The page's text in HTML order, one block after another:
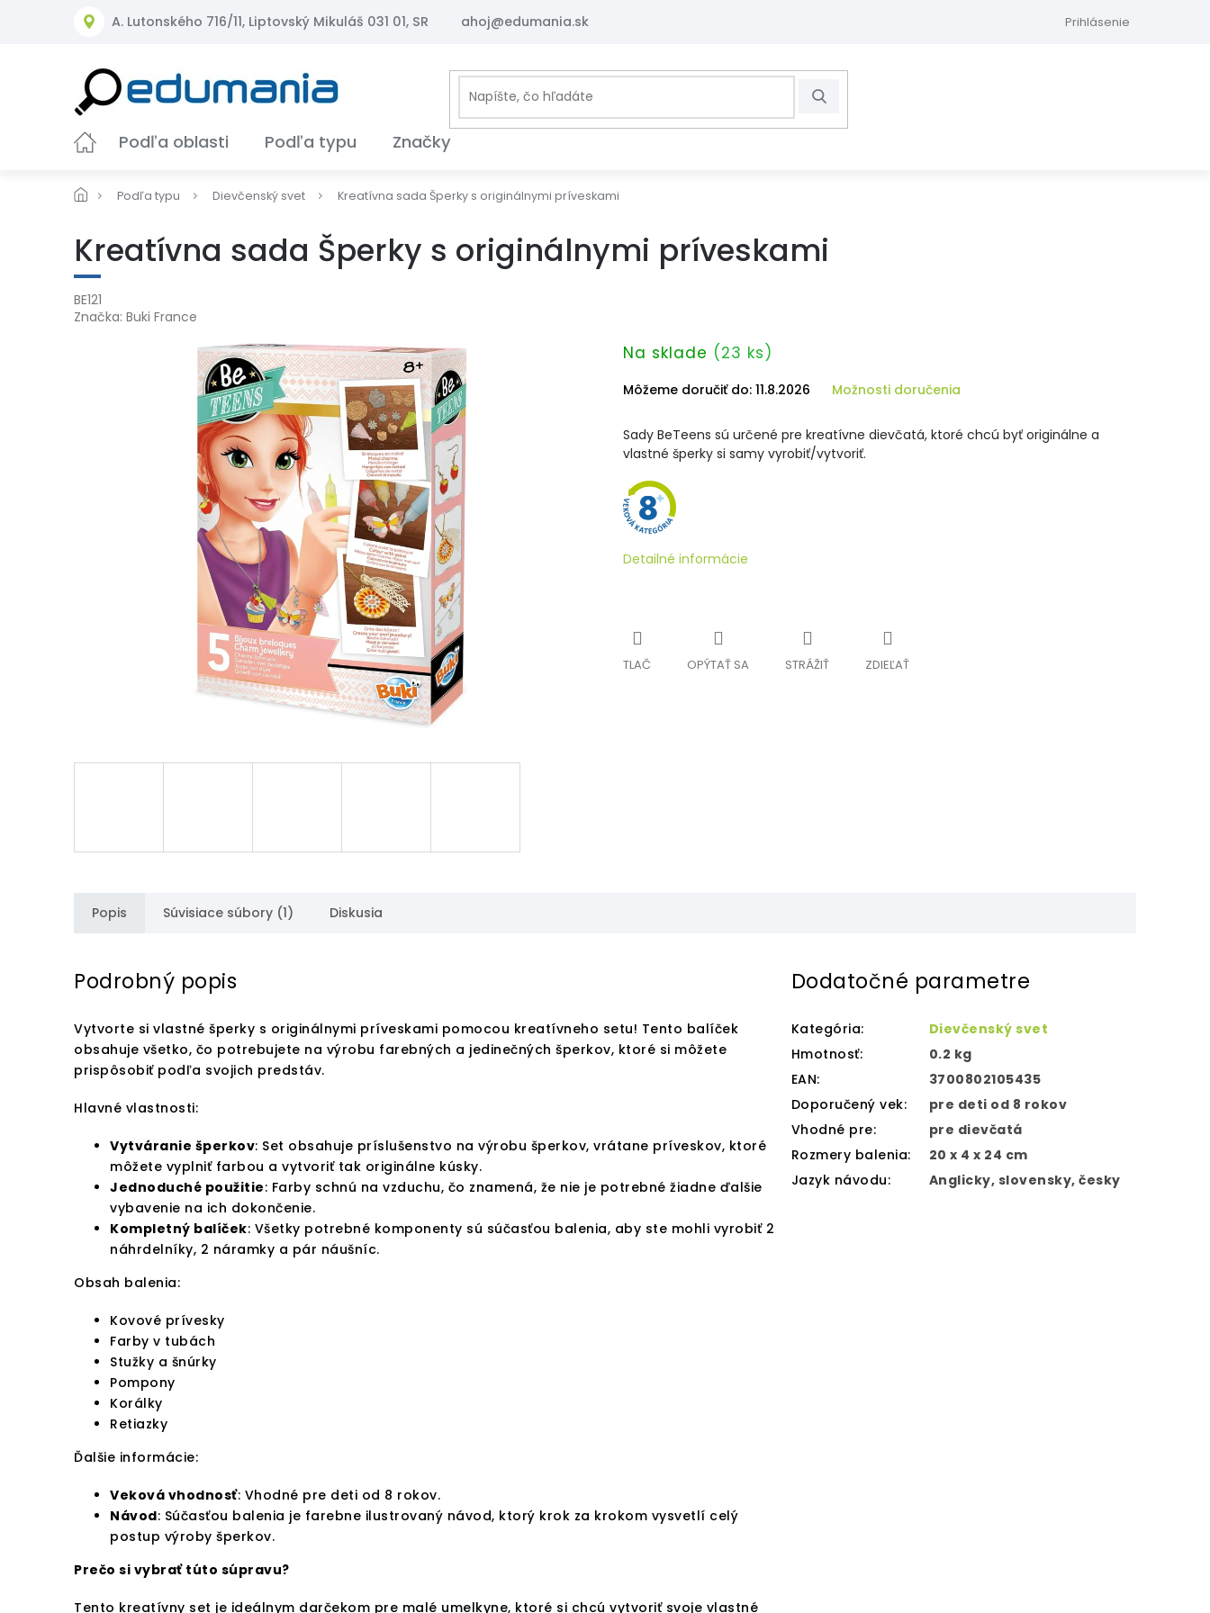
A. Lutonského 716/11, Liptovský Mikuláš 031 01, SR ahoj@edumania.sk Prihlásenie
Hľadať
Podľa oblasti Podľa typu Značky
Podľa typu Dievčenský svet Kreatívna sada Šperky s originálnymi príveskami
Kreatívna sada Šperky s originálnymi príveskami
BE121
Značka: Buki France
Na sklade (23 ks)
Môžeme doručiť do: 11.8.2026 Možnosti doručenia
Sady BeTeens sú určené pre kreatívne dievčatá, ktoré chcú byť originálne a
vlastné šperky si samy vyrobiť/vytvoriť.
Detailné informácie
TLAČ OPÝTAŤ SA STRÁŽIŤ ZDIEĽAŤ
Popis Súvisiace súbory (1) Diskusia
Podrobný popis
Vytvorte si vlastné šperky s originálnymi príveskami pomocou kreatívneho setu! Tento balíček
obsahuje všetko, čo potrebujete na výrobu farebných a jedinečných šperkov, ktoré si môžete
prispôsobiť podľa svojich predstáv.
Hlavné vlastnosti:
Vytváranie šperkov: Set obsahuje príslušenstvo na výrobu šperkov, vrátane príveskov, ktoré
môžete vyplniť farbou a vytvoriť tak originálne kúsky.
Jednoduché použitie: Farby schnú na vzduchu, čo znamená, že nie je potrebné žiadne ďalšie
vybavenie na ich dokončenie.
Kompletný balíček: Všetky potrebné komponenty sú súčasťou balenia, aby ste mohli vyrobiť 2
náhrdelníky, 2 náramky a pár náušníc.
Obsah balenia:
Kovové prívesky
Farby v tubách
Stužky a šnúrky
Pompony
Korálky
Retiazky
Ďalšie informácie:
Veková vhodnosť: Vhodné pre deti od 8 rokov.
Návod: Súčasťou balenia je farebne ilustrovaný návod, ktorý krok za krokom vysvetlí celý
postup výroby šperkov.
Prečo si vybrať túto súpravu?
Tento kreatívny set je ideálnym darčekom pre malé umelkyne, ktoré si chcú vytvoriť svoje vlastné
Dodatočné parametre
Kategória:
Dievčenský svet
Hmotnosť:
0.2 kg
EAN:
3700802105435
Doporučený vek:
pre deti od 8 rokov
Vhodné pre:
pre dievčatá
Rozmery balenia:
20 x 4 x 24 cm
Jazyk návodu: Anglicky, slovensky, česky